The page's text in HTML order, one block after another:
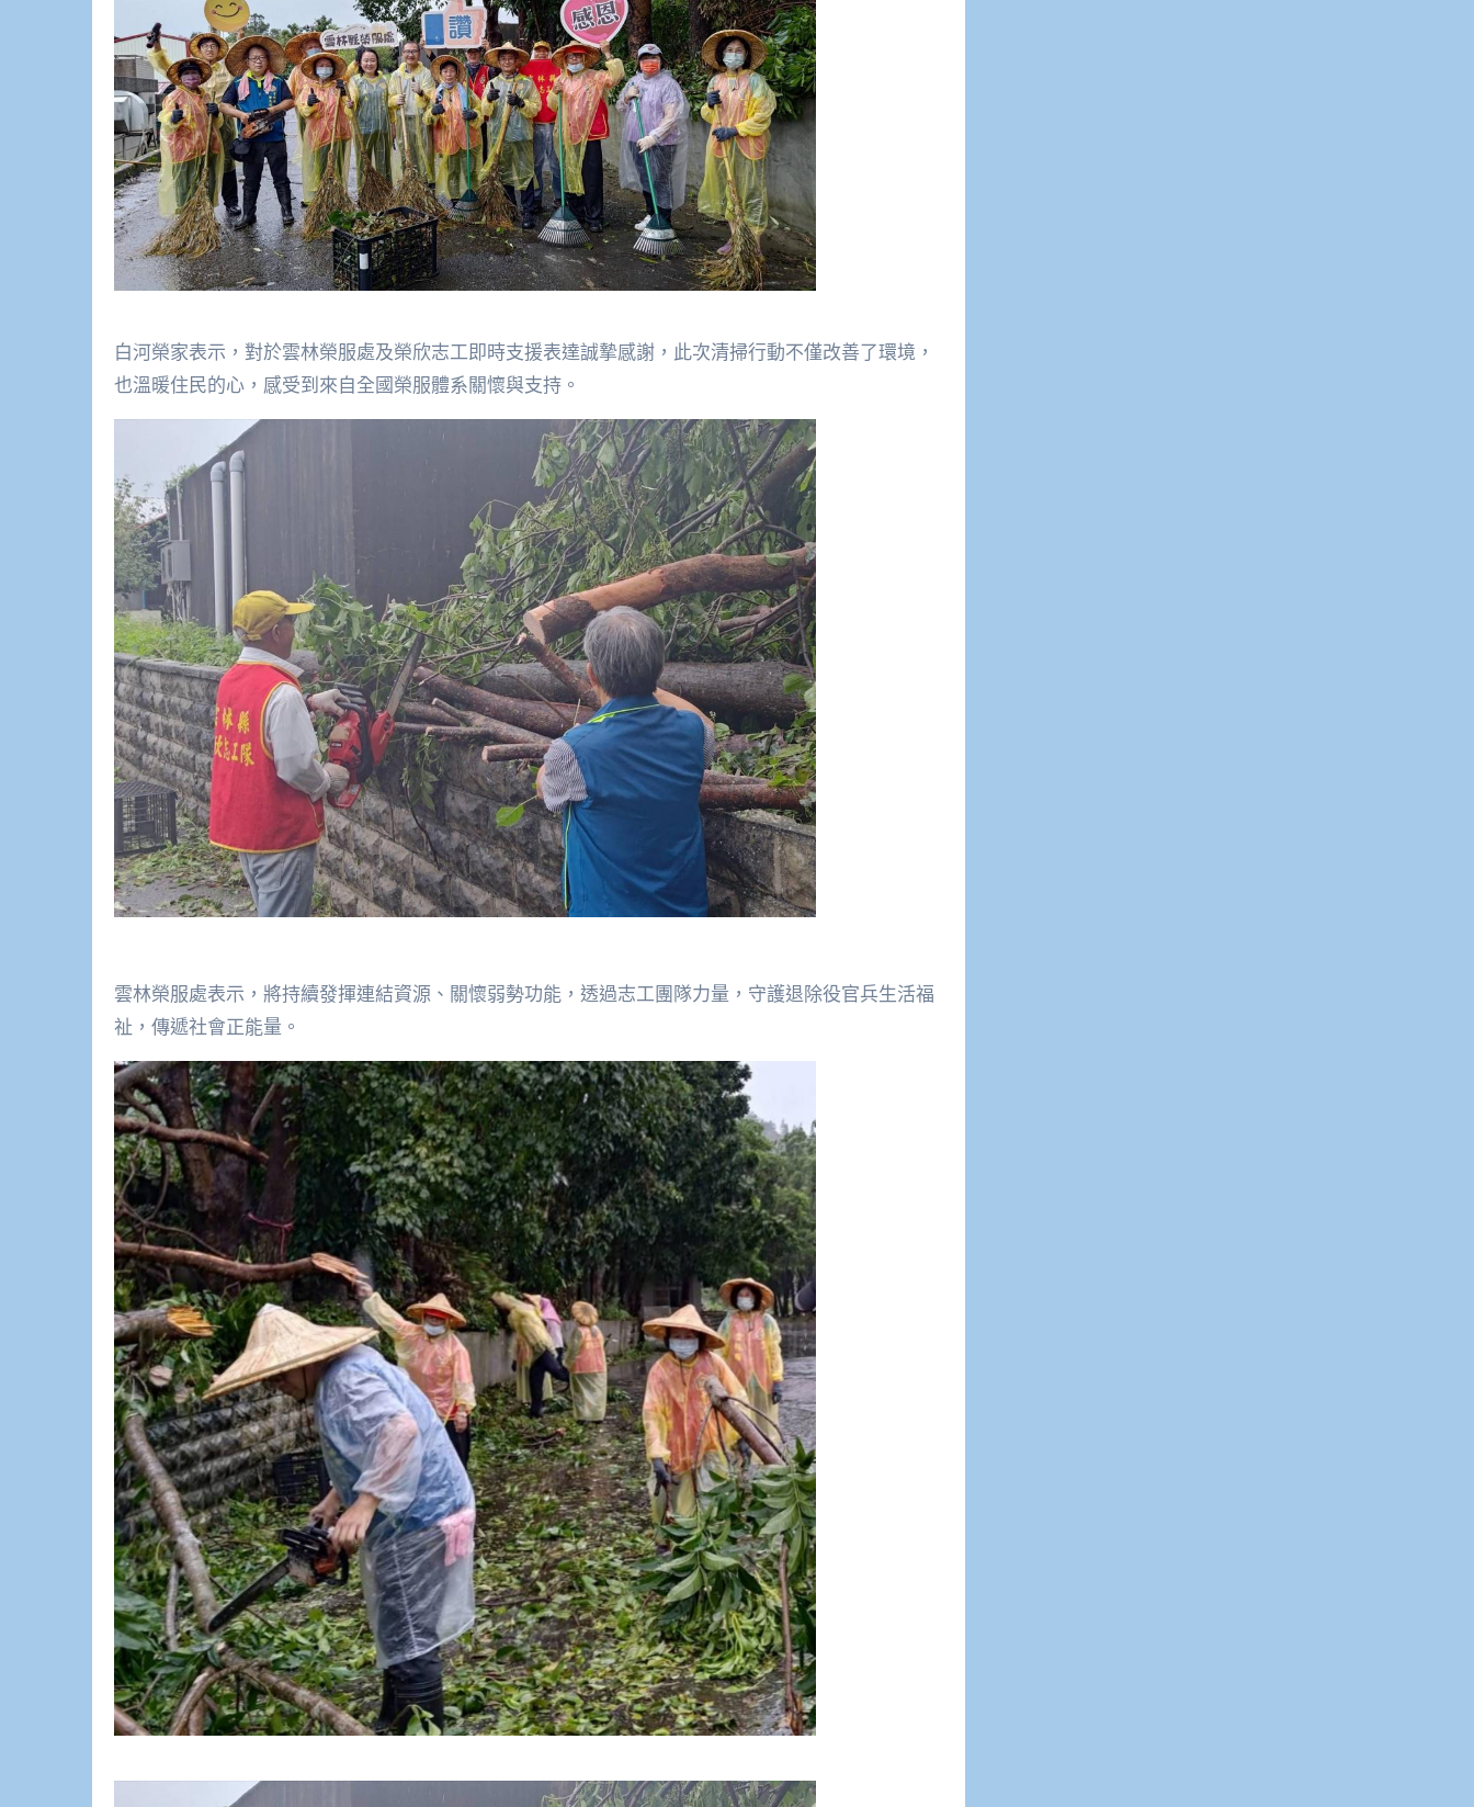
白河榮家表示，對於雲林榮服處及榮欣志工即時支援表達誠摯感謝，此次清掃行動不僅改善了環境，
也溫暖住民的心，感受到來自全國榮服體系關懷與支持。
雲林榮服處表示，將持續發揮連結資源、關懷弱勢功能，透過志工團隊力量，守護退除役官兵生活福
祉，傳遞社會正能量。